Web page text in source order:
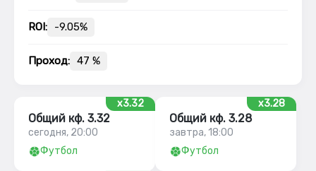
ROI: -9.05%
Проход: 47 %
x3.32
Общий кф. 3.32
сегодня, 20:00
Футбол
x3.28
Общий кф. 3.28
завтра, 18:00
Футбол